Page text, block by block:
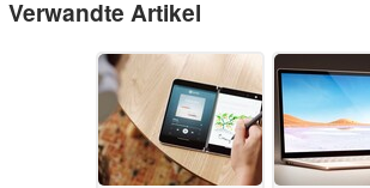
Verwandte Artikel